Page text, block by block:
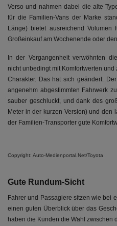
Verso und nahmen dabei die alte
für die Familien-Vans der Marke
Länge) bietet ausreichend Volumen
Großeinkauf am Wochenende oder
In der Vergangenheit verwöhnten
nicht unbedingt mit Komfortwerten
Charakter. Das hat sich geändert.
angenehm abgestimmten Fahrwerk
sauber geschluckt, und dank des
Meter in der kurzen Version) und den
der Familien-Transporter gute
Copyright: Auto-Medienportal.Net/Toyota
Gute Rundum-Sicht
Fahrer und Passagiere sitzen wie bei
einen guten Überblick über das
haben die Kunden die Wahl zwischen